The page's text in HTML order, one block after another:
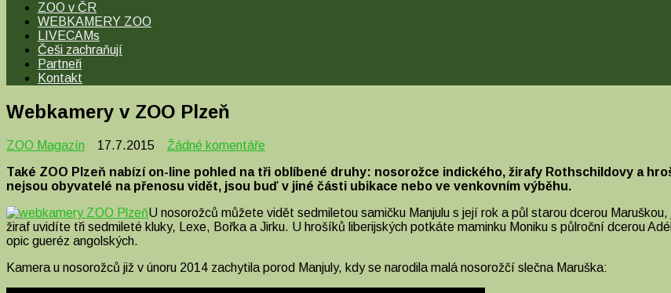
ZOO v ČR
WEBKAMERY ZOO
LIVECAMs
Češi zachraňují
Partneři
Kontakt
Webkamery v ZOO Plzeň
ZOO Magazín 17.7.2015 Žádné komentáře
s
názvem
v
ZOO
Také ZOO Plzeň nabízí on-line pohled na tři oblíbené druhy: nosorožce indického, žirafy Rothschildovy a
nejsou obyvatelé na přenosu vidět, jsou buď v jiné části ubikace nebo ve venkovním výběhu.
U nosorožců můžete vidět sedmiletou samičku Manjulu s její rok a půl starou dcerou
žiraf uvidíte tři sedmileté kluky, Lexe, Bořka a Jirku. U hrošíků liberijských potkáte maminku Moniku s půlroční dcerou
opic gueréz angolských.
Kamera u nosorožců již v únoru 2014 zachytila porod Manjuly, kdy se narodila malá nosorožčí slečna Maruška: